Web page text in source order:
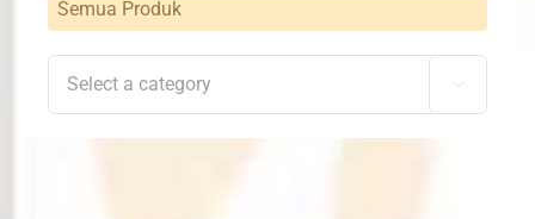
Semua Produk
